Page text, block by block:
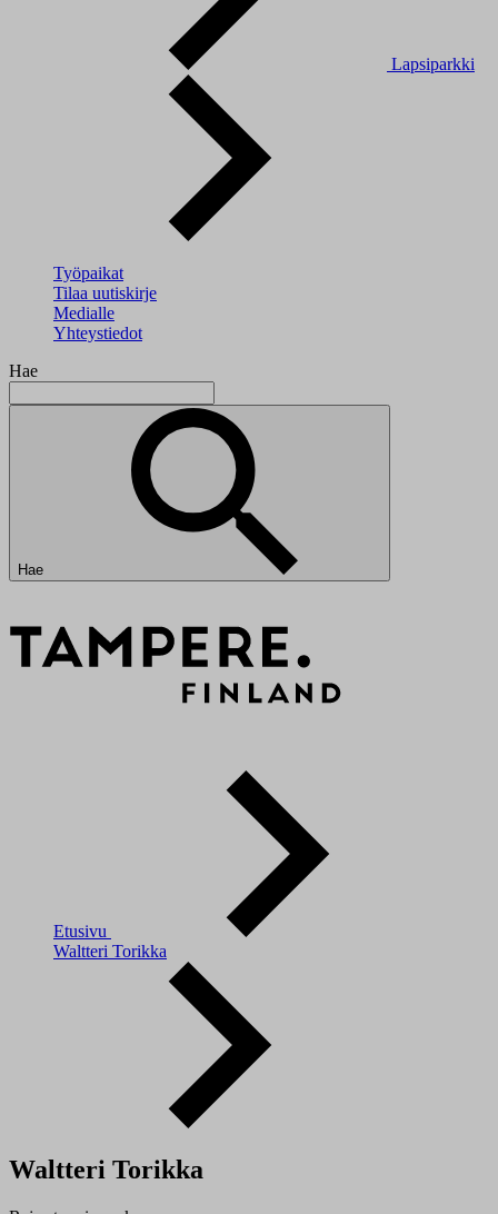
Lapsiparkki
Työpaikat
Tilaa uutiskirje
Medialle
Yhteystiedot
Hae
Hae
Etusivu
Waltteri Torikka
Waltteri Torikka